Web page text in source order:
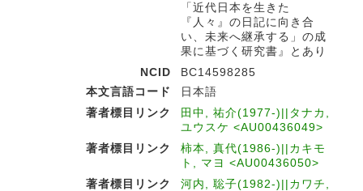
「近代日本を生きた
『人々』の日記に向き合
い、未来へ継承する」の成
果に基づく研究書』とあり
NCID
BC14598285
本文言語コード
日本語
著者標目リンク
田中, 祐介(1977-)||タナカ,
ユウスケ <AU00436049>
著者標目リンク
柿本, 真代(1986-)||カキモ
ト, マヨ <AU00436050>
著者標目リンク
河内, 聡子(1982-)||カワチ,